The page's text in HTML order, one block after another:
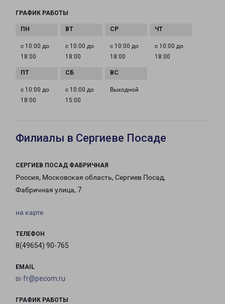
ГРАФИК РАБОТЫ
с 10:00 до
18:00
с 10:00 до
18:00
с 10:00 до
18:00
с 10:00 до
18:00
с 10:00 до
18:00
с 10:00 до
15:00
Выходной
Филиалы в Сергиеве Посаде
СЕРГИЕВ ПОСАД ФАБРИЧНАЯ
Россия, Московская область, Сергиев Посад,
Фабричная улица, 7
на карте
ТЕЛЕФОН
8(49654) 90-765
EMAIL
si-fr@pecom.ru
ГРАФИК РАБОТЫ